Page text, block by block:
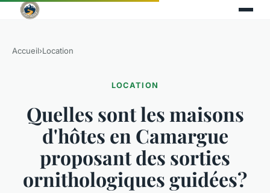
Accueil›Location
LOCATION
Quelles sont les maisons
d'hôtes en Camargue
proposant des sorties
ornithologiques guidées?